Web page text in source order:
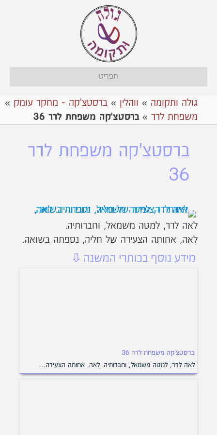
תפריט
גולה ותקומה » ווהלין » ברסטצ'קה - מחקר עומק »
משפחת לרר »ברסטצ'קה משפחת לרר 36
ברסטצ'קה משפחת לרר
36
לאה לרר, למטה משמאל, וחברותיה.
לאה, אחותה הצעירה של חליה, נספתה בשואה.
ברסטצ'קה משפחת לרר 36
לאה לרר, למטה משמאל, וחברותיה. לאה, אחותה הצעירה…